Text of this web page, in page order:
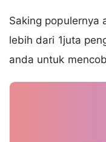
Saking populernya
lebih dari 1juta
anda untuk